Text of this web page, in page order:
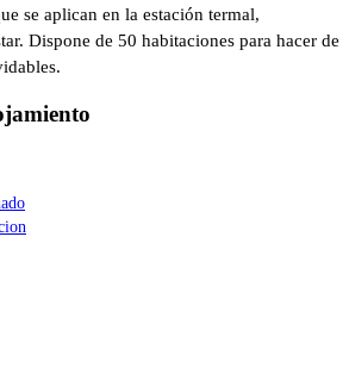
se aplican en la estación termal,
Dispone de 50 habitaciones para hacer de